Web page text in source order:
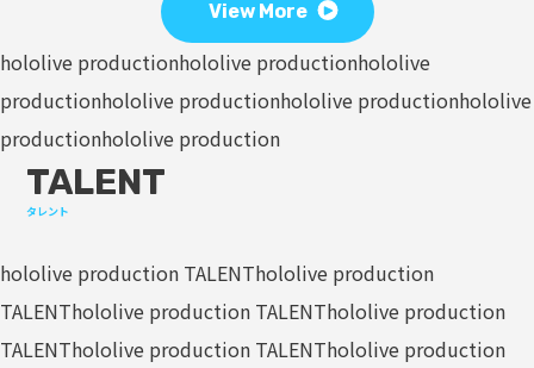
View More
hololive productionhololive productionhololive
productionhololive productionhololive productionhololive
productionhololive production
TALENT
タレント
hololive production TALENThololive production
TALENThololive production TALENThololive production
TALENThololive production TALENThololive production